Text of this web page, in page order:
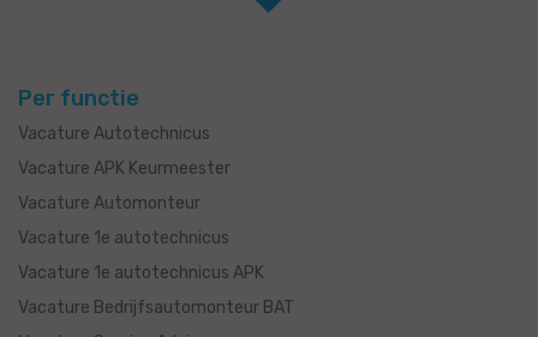
Per functie
Vacature Autotechnicus
Vacature APK Keurmeester
Vacature Automonteur
Vacature 1e autotechnicus
Vacature 1e autotechnicus APK
Vacature Bedrijfsautomonteur BAT